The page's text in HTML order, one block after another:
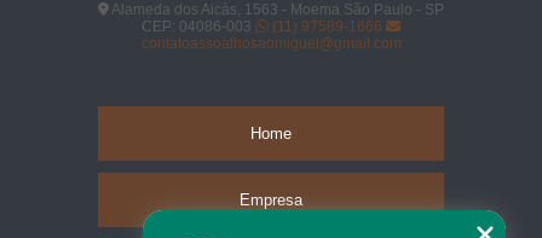
Alameda dos Aicás, 1563 - Moema São Paulo - SP
CEP: 04086-003
(11) 97589-1666
contatoassoalhosaomiguel@gmail.com
Home
Empresa